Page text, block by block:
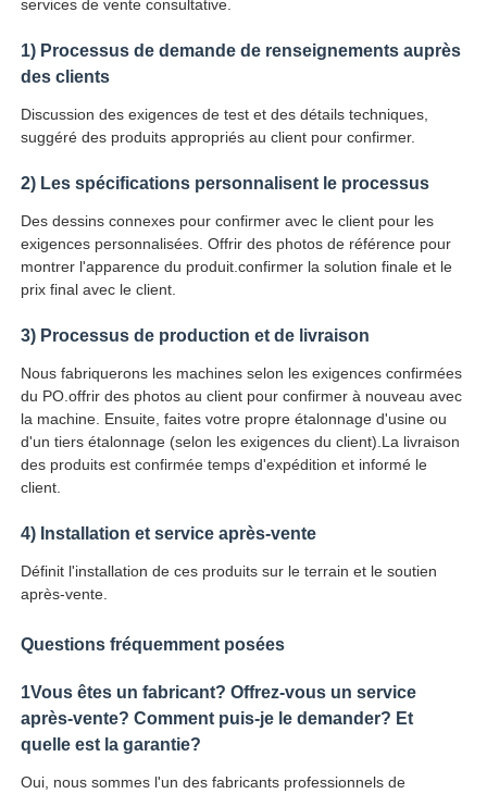
services de vente consultative.
1) Processus de demande de renseignements auprès
des clients
Discussion des exigences de test et des détails techniques,
suggéré des produits appropriés au client pour confirmer.
2) Les spécifications personnalisent le processus
Des dessins connexes pour confirmer avec le client pour les
exigences personnalisées. Offrir des photos de référence pour
montrer l'apparence du produit.confirmer la solution finale et le
prix final avec le client.
3) Processus de production et de livraison
Nous fabriquerons les machines selon les exigences confirmées
du PO.offrir des photos au client pour confirmer à nouveau avec
la machine. Ensuite, faites votre propre étalonnage d'usine ou
d'un tiers étalonnage (selon les exigences du client).La livraison
des produits est confirmée temps d'expédition et informé le
client.
4) Installation et service après-vente
Définit l'installation de ces produits sur le terrain et le soutien
après-vente.
Questions fréquemment posées
1Vous êtes un fabricant? Offrez-vous un service
après-vente? Comment puis-je le demander? Et
quelle est la garantie?
Oui, nous sommes l'un des fabricants professionnels de